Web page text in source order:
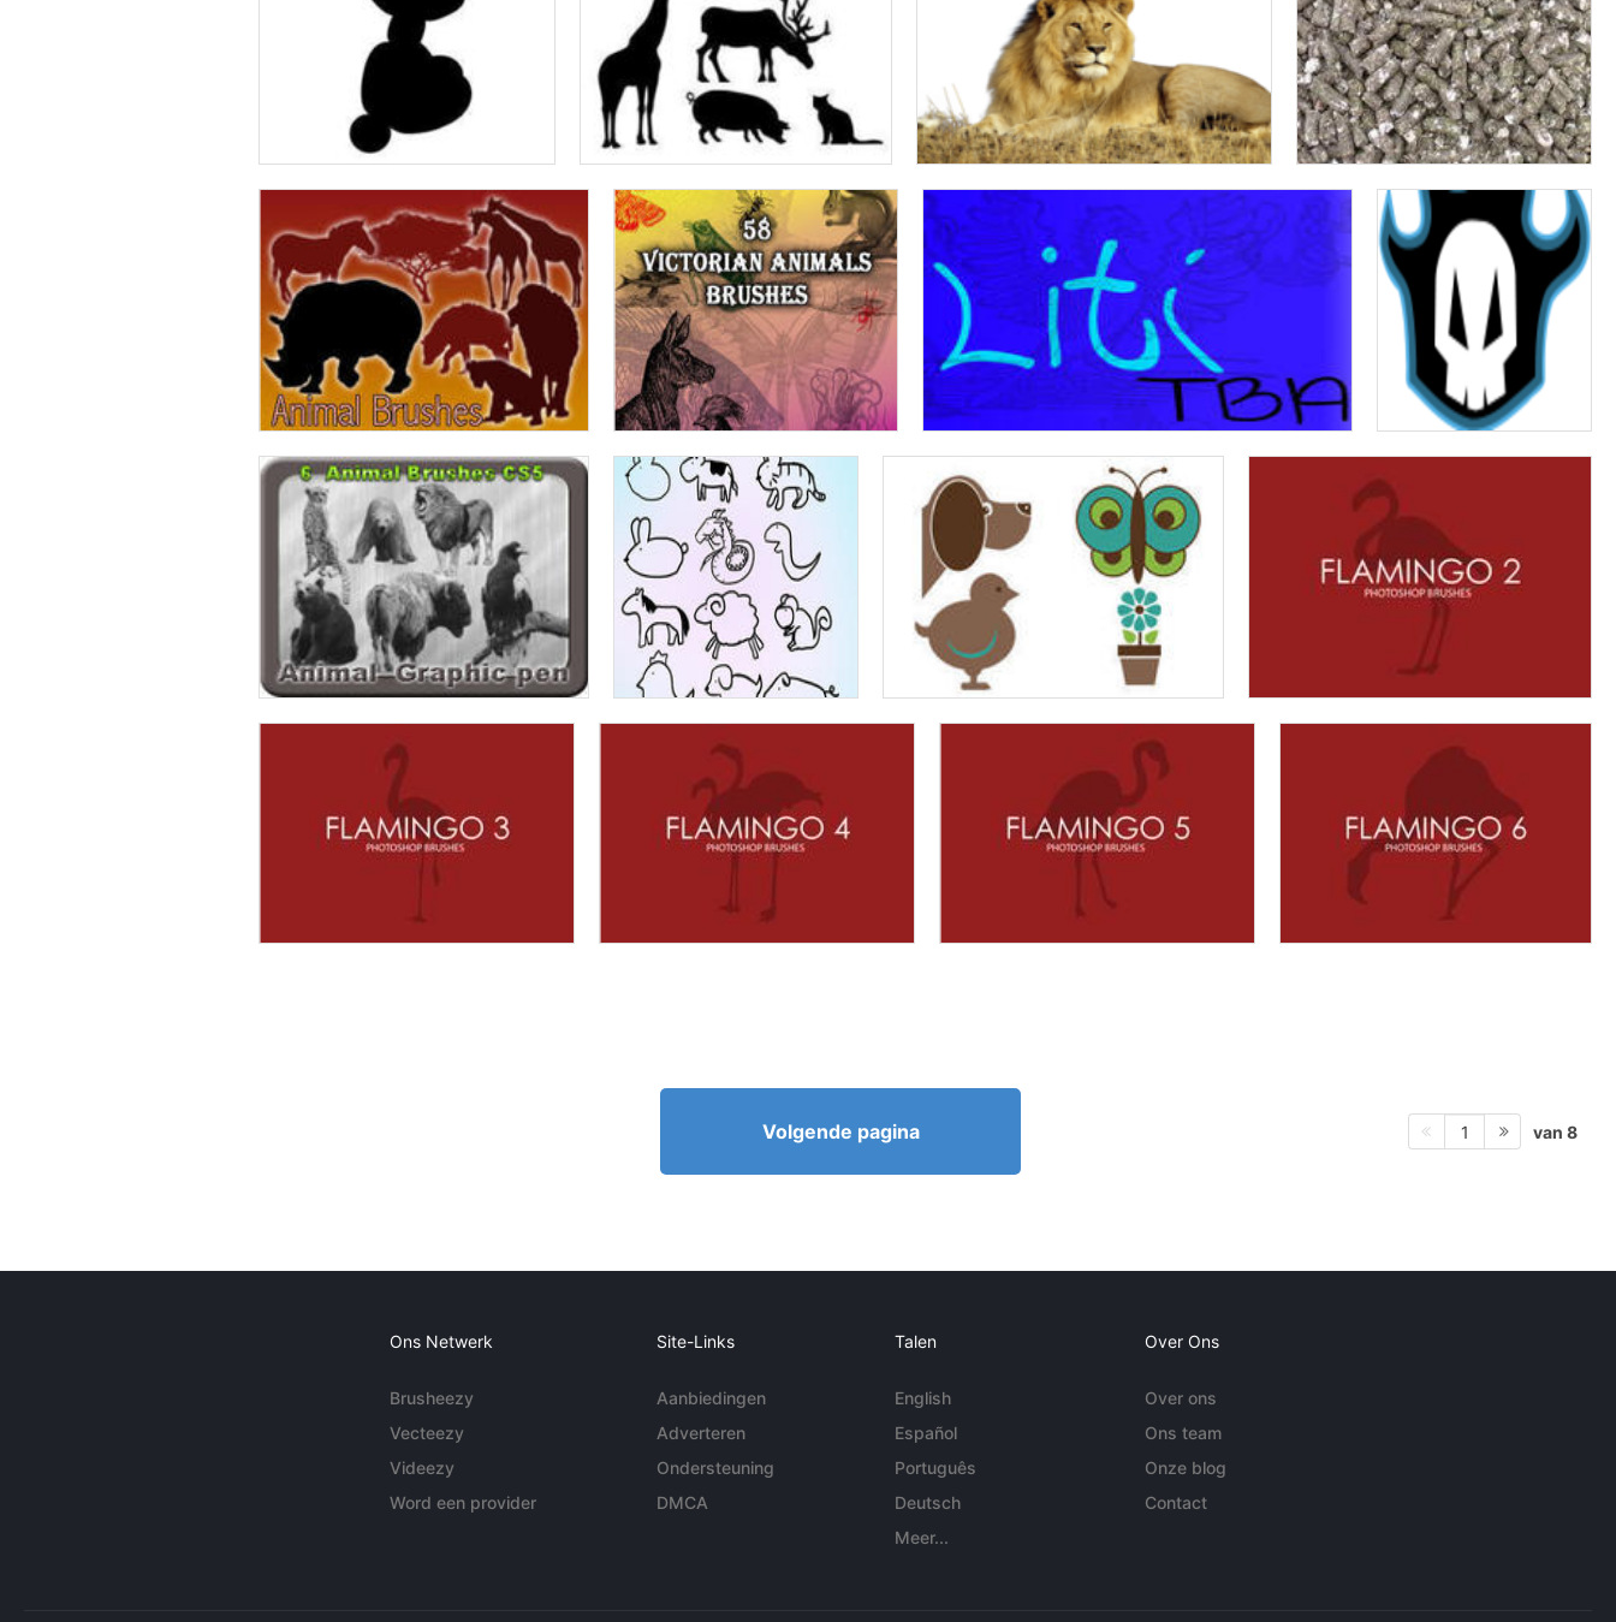
Volgende pagina 1 van 8
Ons Netwerk
Brusheezy
Vecteezy
Videezy
Word een provider
Site-Links
Aanbiedingen
Adverteren
Ondersteuning
DMCA
Talen
English
Español
Português
Deutsch
Meer...
Over Ons
Over ons
Ons team
Onze blog
Contact